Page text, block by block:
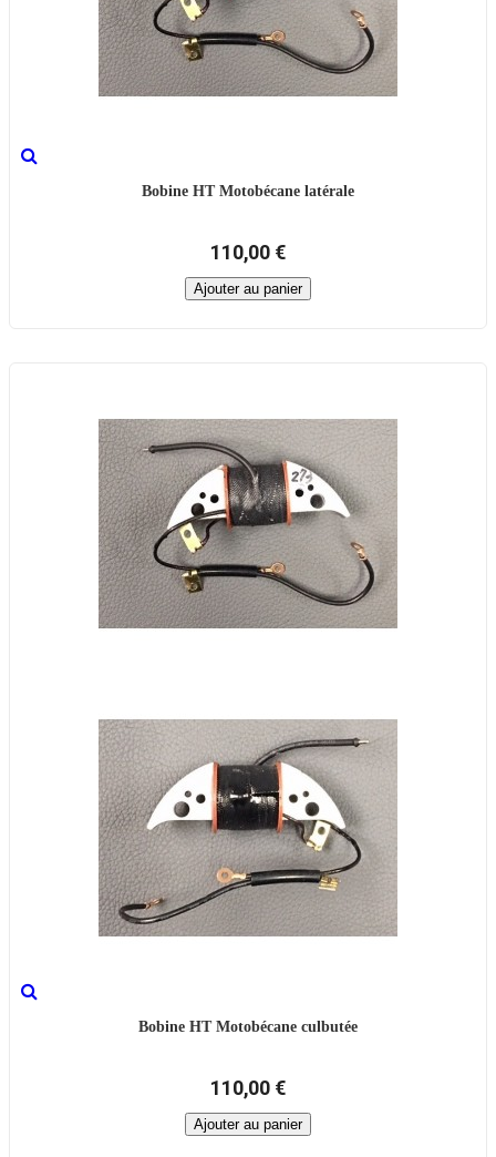
Bobine HT Motobécane latérale
110,00 €
Ajouter au panier
Bobine HT Motobécane culbutée
110,00 €
Ajouter au panier